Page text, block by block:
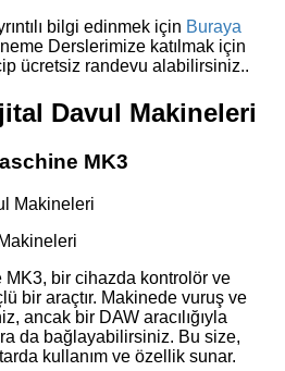
bilgi edinmek için Buraya
Derslerimize katılmak için
ücretsiz randevu alabilirsiniz..
Davul Makineleri
MK3
bir cihazda kontrolör ve
bir araçtır. Makinede vuruş ve
ancak bir DAW aracılığıyla
da bağlayabilirsiniz. Bu size,
kullanım ve özellik sunar.